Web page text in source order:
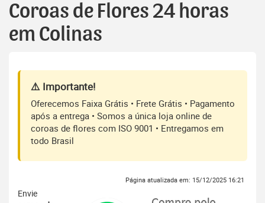
Coroas de Flores 24 horas
em Colinas
⚠️ Importante!
Oferecemos Faixa Grátis • Frete Grátis • Pagamento
após a entrega • Somos a única loja online de
coroas de flores com ISO 9001 • Entregamos em
todo Brasil
Página atualizada em: 15/12/2025 16:21
Envie